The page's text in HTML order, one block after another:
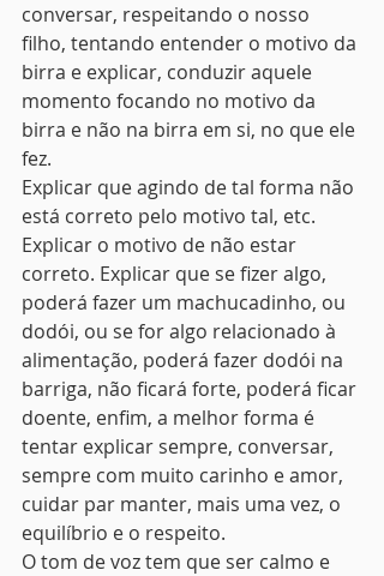
conversar, respeitando o nosso
filho, tentando entender o motivo da
birra e explicar, conduzir aquele
momento focando no motivo da
birra e não na birra em si, no que ele
fez.
Explicar que agindo de tal forma não
está correto pelo motivo tal, etc.
Explicar o motivo de não estar
correto. Explicar que se fizer algo,
poderá fazer um machucadinho, ou
dodói, ou se for algo relacionado à
alimentação, poderá fazer dodói na
barriga, não ficará forte, poderá ficar
doente, enfim, a melhor forma é
tentar explicar sempre, conversar,
sempre com muito carinho e amor,
cuidar par manter, mais uma vez, o
equilíbrio e o respeito.
O tom de voz tem que ser calmo e